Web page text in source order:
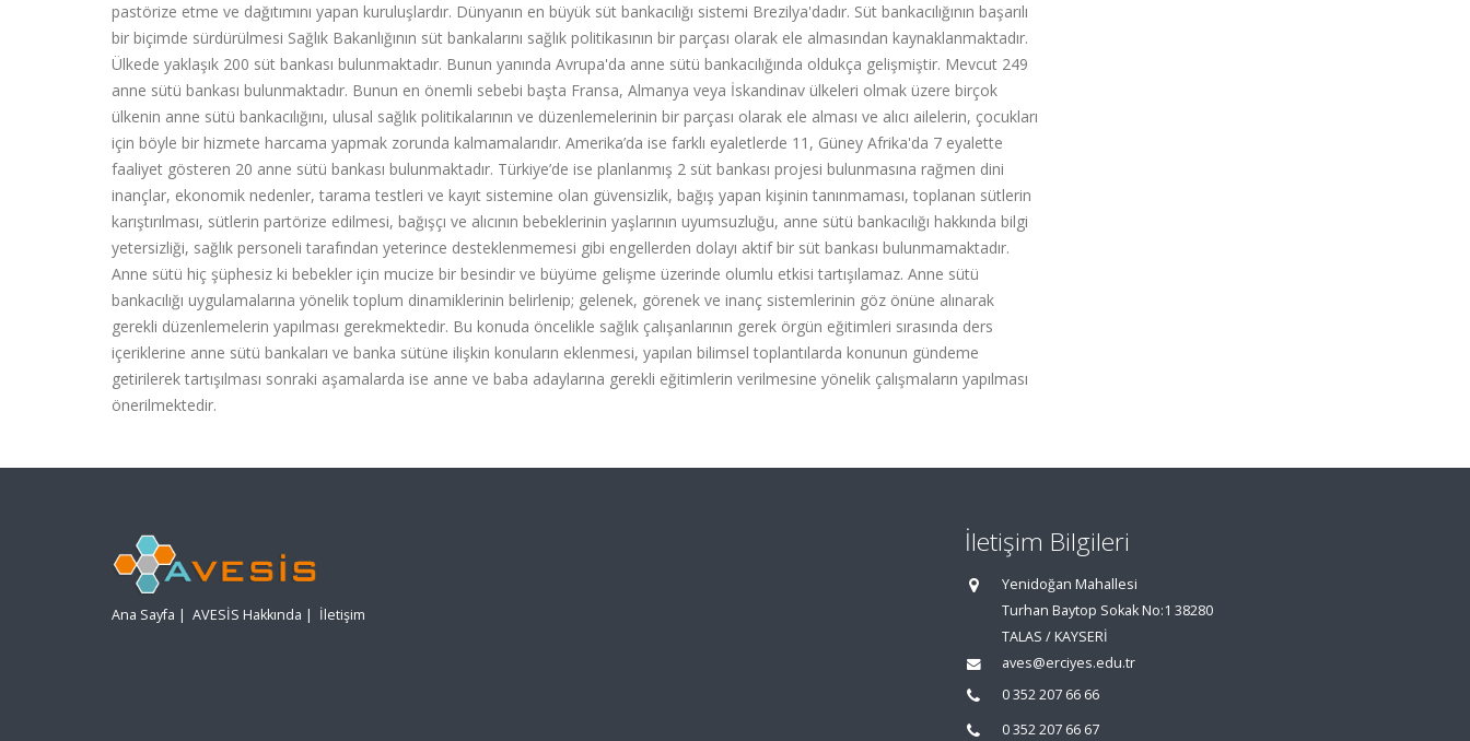
pastörize etme ve dağıtımını yapan kuruluşlardır. Dünyanın en büyük süt bankacılığı sistemi Brezilya'dadır. Süt bankacılığının başarılı
bir biçimde sürdürülmesi Sağlık Bakanlığının süt bankalarını sağlık politikasının bir parçası olarak ele almasından kaynaklanmaktadır.
Ülkede yaklaşık 200 süt bankası bulunmaktadır. Bunun yanında Avrupa'da anne sütü bankacılığında oldukça gelişmiştir. Mevcut 249
anne sütü bankası bulunmaktadır. Bunun en önemli sebebi başta Fransa, Almanya veya İskandinav ülkeleri olmak üzere birçok
ülkenin anne sütü bankacılığını, ulusal sağlık politikalarının ve düzenlemelerinin bir parçası olarak ele alması ve alıcı ailelerin, çocukları
için böyle bir hizmete harcama yapmak zorunda kalmamalarıdır. Amerika’da ise farklı eyaletlerde 11, Güney Afrika'da 7 eyalette
faaliyet gösteren 20 anne sütü bankası bulunmaktadır. Türkiye’de ise planlanmış 2 süt bankası projesi bulunmasına rağmen dini
inançlar, ekonomik nedenler, tarama testleri ve kayıt sistemine olan güvensizlik, bağış yapan kişinin tanınmaması, toplanan sütlerin
karıştırılması, sütlerin partörize edilmesi, bağışçı ve alıcının bebeklerinin yaşlarının uyumsuzluğu, anne sütü bankacılığı hakkında bilgi
yetersizliği, sağlık personeli tarafından yeterince desteklenmemesi gibi engellerden dolayı aktif bir süt bankası bulunmamaktadır.
Anne sütü hiç şüphesiz ki bebekler için mucize bir besindir ve büyüme gelişme üzerinde olumlu etkisi tartışılamaz. Anne sütü
bankacılığı uygulamalarına yönelik toplum dinamiklerinin belirlenip; gelenek, görenek ve inanç sistemlerinin göz önüne alınarak
gerekli düzenlemelerin yapılması gerekmektedir. Bu konuda öncelikle sağlık çalışanlarının gerek örgün eğitimleri sırasında ders
içeriklerine anne sütü bankaları ve banka sütüne ilişkin konuların eklenmesi, yapılan bilimsel toplantılarda konunun gündeme
getirilerek tartışılması sonraki aşamalarda ise anne ve baba adaylarına gerekli eğitimlerin verilmesine yönelik çalışmaların yapılması
önerilmektedir.
Ana Sayfa | AVESİS Hakkında | İletişim
İletişim Bilgileri
Yenidoğan Mahallesi
Turhan Baytop Sokak No:1 38280
TALAS / KAYSERİ
aves@erciyes.edu.tr
0 352 207 66 66
0 352 207 66 67